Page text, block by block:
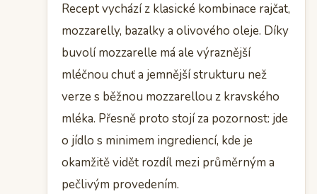
Recept vychází z klasické kombinace rajčat,
mozzarelly, bazalky a olivového oleje. Díky
buvolí mozzarelle má ale výraznější
mléčnou chuť a jemnější strukturu než
verze s běžnou mozzarellou z kravského
mléka. Přesně proto stojí za pozornost: jde
o jídlo s minimem ingrediencí, kde je
okamžitě vidět rozdíl mezi průměrným a
pečlivým provedením.